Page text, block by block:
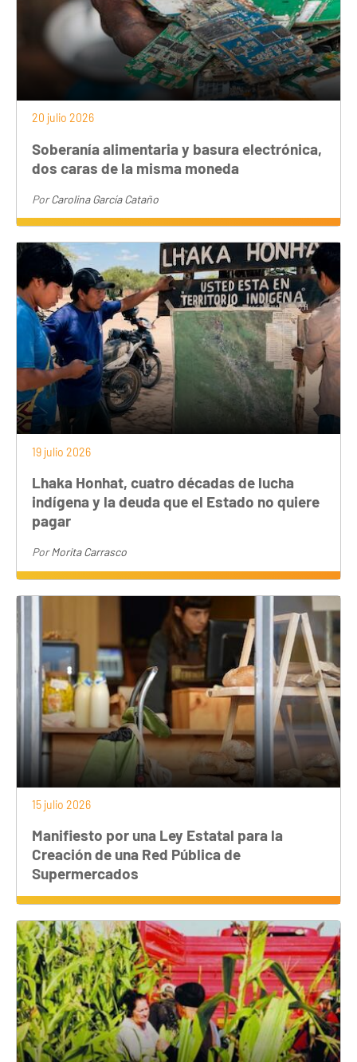
20 julio 2026
Soberanía alimentaria y basura electrónica,
dos caras de la misma moneda
PorCarolina García Cataño
19 julio 2026
Lhaka Honhat, cuatro décadas de lucha
indígena y la deuda que el Estado no quiere
pagar
PorMorita Carrasco
15 julio 2026
Manifiesto por una Ley Estatal para la
Creación de una Red Pública de
Supermercados